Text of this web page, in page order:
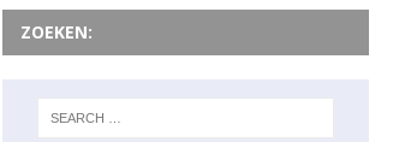
ZOEKEN: